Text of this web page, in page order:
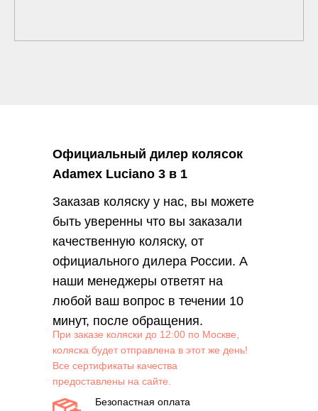
Официальный дилер колясок
Adamex Luciano 3 в 1
Заказав коляску у нас, вы можете
быть уверенны что вы заказали
качественную коляску, от
официального дилера России. А
наши менеджеры ответят на
любой ваш вопрос в течении 10
минут, после обращения.
При заказе коляски до 12:00 по Москве,
коляска будет отправлена в этот же день!
Все сертификаты качества
предоставлены на сайте.
Безопастная оплата